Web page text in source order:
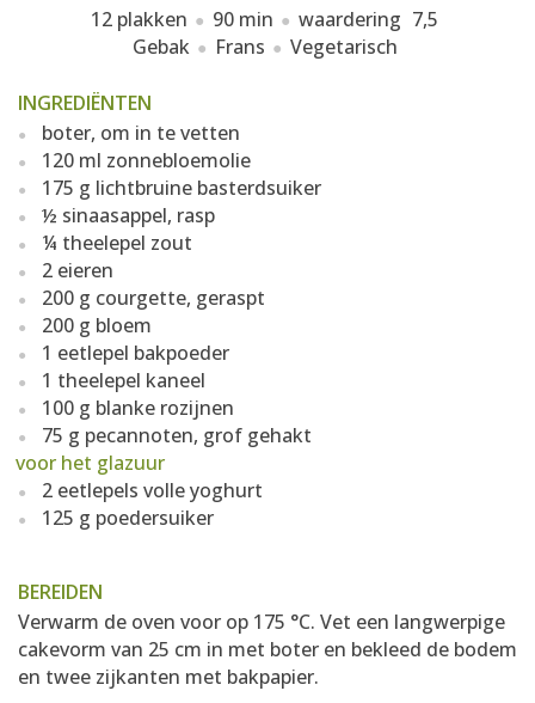
12 plakken 90 min waardering 7,5
Gebak
Frans Vegetarisch
INGREDIËNTEN
boter, om in te vetten
120 ml zonnebloemolie
175 g lichtbruine basterdsuiker
½ sinaasappel, rasp
¼ theelepel zout
2 eieren
200 g courgette, geraspt
200 g bloem
1 eetlepel bakpoeder
1 theelepel kaneel
100 g blanke rozijnen
75 g pecannoten, grof gehakt
voor het glazuur
2 eetlepels volle yoghurt
125 g poedersuiker
BEREIDEN
Verwarm de oven voor op 175 °C. Vet een langwerpige
cakevorm van 25 cm in met boter en bekleed de bodem
en twee zijkanten met bakpapier.